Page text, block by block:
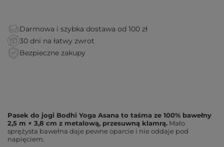
Darmowa i szybka dostawa od 100 zł
30 dni na łatwy zwrot
Bezpieczne zakupy
Pasek do jogi Bodhi Yoga Asana to taśma ze 100% bawełny
2,5 m × 3,8 cm z metalową, przesuwną klamrą. Mało
sprężysta bawełna daje pewne oparcie i nie oddaje pod
napięciem.